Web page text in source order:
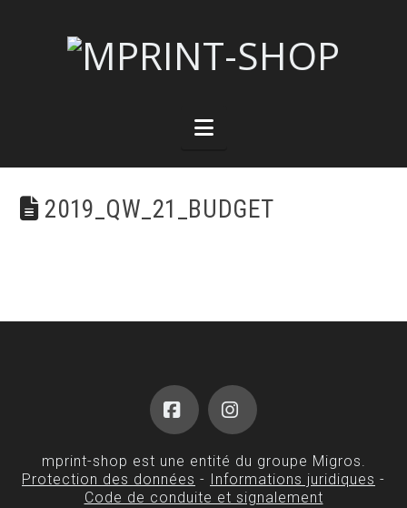
Navigation
2019_QW_21_BUDGET
FacebookInstagram
mprint-shop est une entité du groupe Migros.
Protection des données - Informations juridiques -
Code de conduite et signalement